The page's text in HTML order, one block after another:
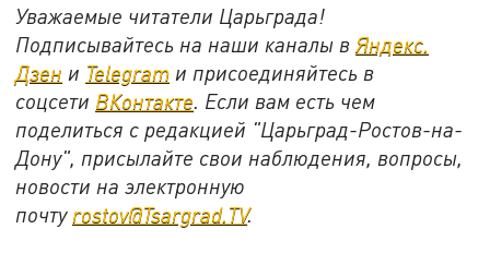
Уважаемые читатели Царьграда!
Подписывайтесь на наши каналы вЯндекс.
Дзен и Telegram и присоединяйтесь в
соцсети ВКонтакте. Если вам есть чем
поделиться с редакцией "Царьград-Ростов-на-
Дону", присылайте свои наблюдения, вопросы,
новости на электронную
почту rostov@Tsargrad.ТV.